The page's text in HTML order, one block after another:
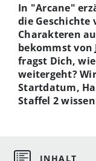
In "Arcane"
die Geschichte
Charakteren
bekommst von
fragst Dich,
weitergeht?
Startdatum,
Staffel 2